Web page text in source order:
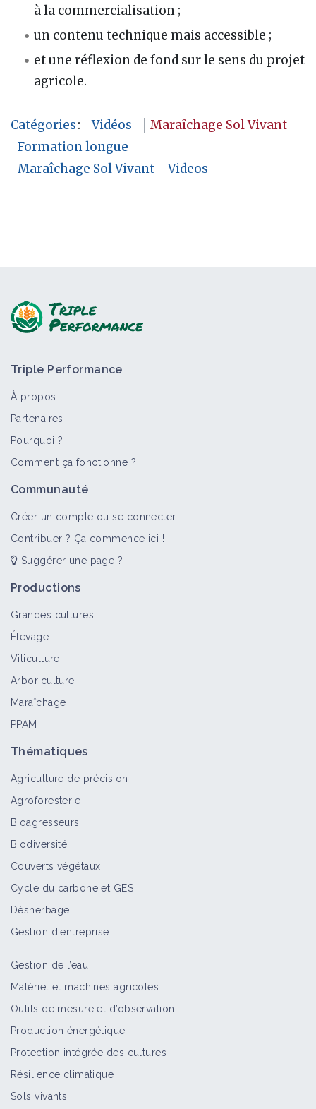
à la commercialisation ;
un contenu technique mais accessible ;
et une réflexion de fond sur le sens du projet
agricole.
Catégories: Vidéos
Maraîchage Sol Vivant
Formation longue
Maraîchage Sol Vivant - Videos
Triple Performance
À propos
Partenaires
Pourquoi ?
Comment ça fonctionne ?
Communauté
Créer un compte ou se connecter
Contribuer ? Ça commence ici !
Suggérer une page ?
Productions
Grandes cultures
Élevage
Viticulture
Arboriculture
Maraîchage
PPAM
Thématiques
Agriculture de précision
Agroforesterie
Bioagresseurs
Biodiversité
Couverts végétaux
Cycle du carbone et GES
Désherbage
Gestion d'entreprise
Gestion de l’eau
Matériel et machines agricoles
Outils de mesure et d’observation
Production énergétique
Protection intégrée des cultures
Résilience climatique
Sols vivants